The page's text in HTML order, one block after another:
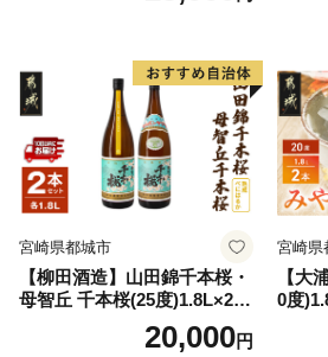
宮崎県都城市
【柳田酒造】山田錦千本桜・
母智丘 千本桜(25度)1.8L×2本
≪みやこんじょ特急便≫_AC
20,000円
宮崎県
【大
0度
特急